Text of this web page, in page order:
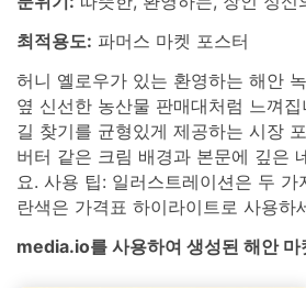
최적용도: 파머스 마켓 포스터
허니 옐로우가 있는 환영하는 해안
옆 신선한 농산물 판매대처럼 느껴
길 찾기를 균형있게 제공하는 시장
버터 같은 크림 배경과 본문에 깊은
요. 사용 팁: 일러스트레이션은 두
란색은 가격표 하이라이트로 사용하
media.io를 사용하여 생성된 해안 마